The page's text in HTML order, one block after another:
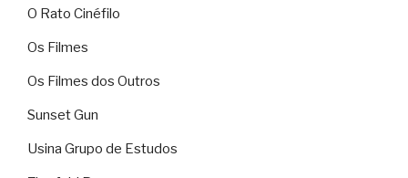
O Rato Cinéfilo
Os Filmes
Os Filmes dos Outros
Sunset Gun
Usina Grupo de Estudos